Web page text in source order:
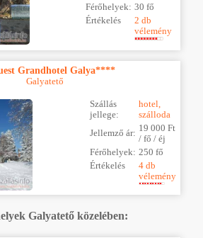
Férőhelyek: 30 fő
Értékelés
2 db
vélemény
Grandhotel Galya****
Galyatető
Szállás
jellege:
hotel,
szálloda
Jellemző ár: 19 000 Ft
/ fő / éj
Férőhelyek: 250 fő
Értékelés
4 db
vélemény
Galyatető közelében: